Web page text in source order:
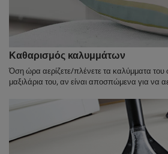
Καθαρισμός καλυμμάτων
Όση ώρα αερίζετε/πλένετε τα καλύμματα του
μαξιλάρια του, αν είναι αποσπώμενα για να